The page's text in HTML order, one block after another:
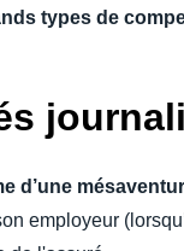
types de
d’une
employeur